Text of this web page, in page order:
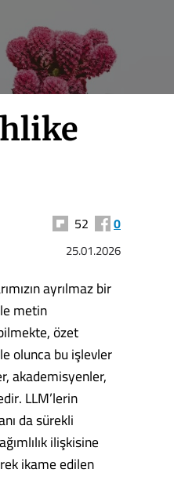
52 0
25.01.2026
ayrılmaz bir
metin
özet
olunca bu işlevler
akademisyenler,
LLM’lerin
da sürekli
ilişkisine
ikame edilen